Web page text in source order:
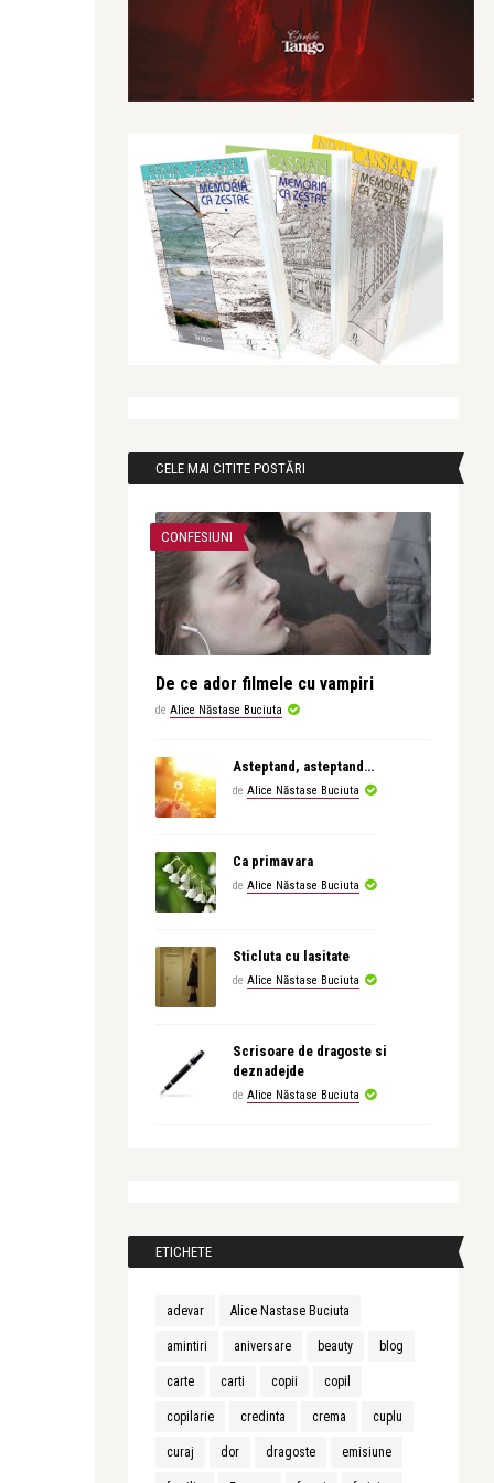
CELE MAI CITITE POSTĂRI
CONFESIUNI
De ce ador filmele cu vampiri
de Alice Năstase Buciuta
Asteptand, asteptand…
de Alice Năstase Buciuta
Ca primavara
de Alice Năstase Buciuta
Sticluta cu lasitate
de Alice Năstase Buciuta
Scrisoare de dragoste si
deznadejde
de Alice Năstase Buciuta
ETICHETE
adevar Alice Nastase Buciuta
amintiri aniversare beauty blog
carte carti copii copil
copilarie credinta crema cuplu
curaj dor dragoste emisiune